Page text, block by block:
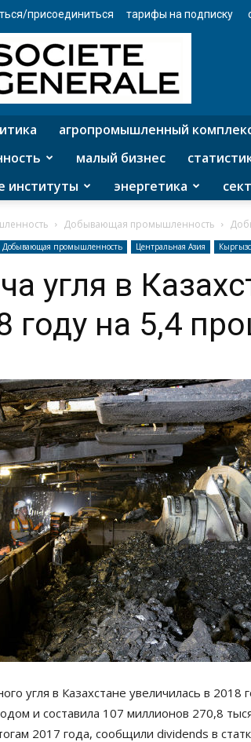
присоединиться тарифы на подписку
агропромышленный
малый бизнес
институты
энергетика
Добывающая промышленность
Добывающая промышленность Центральная Азия
угля в
году на 5,4
угля в Казахстане увеличилась в
и составила 107 миллионов 270,8
2017 года, сообщили dividends в